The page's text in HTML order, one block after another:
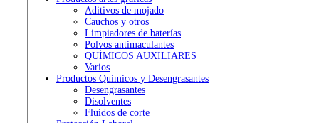
Aditivos de mojado
Cauchos y otros
Limpiadores de baterías
Polvos antimaculantes
QUÍMICOS AUXILIARES
Varios
Productos Químicos y Desengrasantes
Desengrasantes
Disolventes
Fluidos de corte